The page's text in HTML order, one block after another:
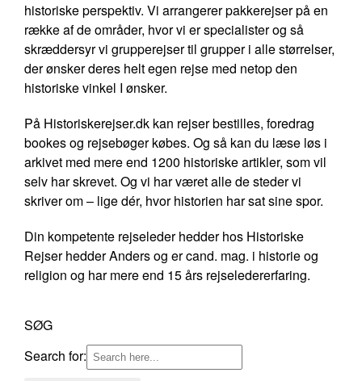
historiske perspektiv. Vi arrangerer pakkerejser på en
række af de områder, hvor vi er specialister og så
skræddersyr vi grupperejser til grupper i alle størrelser,
der ønsker deres helt egen rejse med netop den
historiske vinkel I ønsker.
På Historiskerejser.dk kan rejser bestilles, foredrag
bookes og rejsebøger købes. Og så kan du læse løs i
arkivet med mere end 1200 historiske artikler, som vil
selv har skrevet. Og vi har været alle de steder vi
skriver om – lige dér, hvor historien har sat sine spor.
Din kompetente rejseleder hedder hos Historiske
Rejser hedder Anders og er cand. mag. i historie og
religion og har mere end 15 års rejseledererfaring.
SØG
Search for: